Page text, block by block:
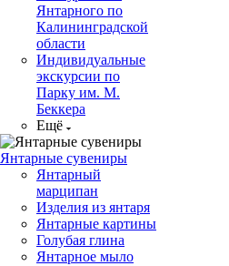
Янтарного по
Калининградской
области
Индивидуальные
экскурсии по
Парку им. М.
Беккера
Ещё
Янтарные сувениры
Янтарный
марципан
Изделия из янтаря
Янтарные картины
Голубая глина
Янтарное мыло